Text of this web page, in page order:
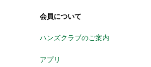
会員について
ハンズクラブのご案内
アプリ